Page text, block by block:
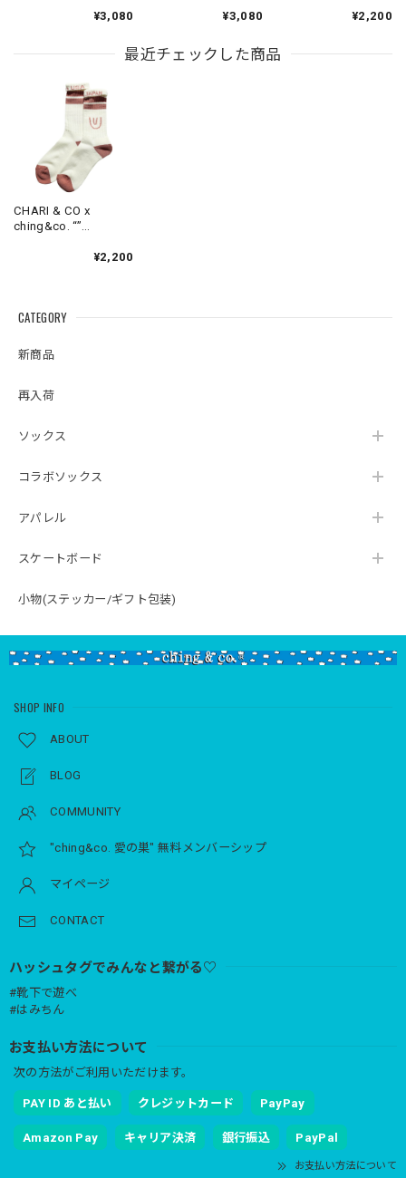
¥3,080
¥3,080
¥2,200
最近チェックした商品
CHARI & CO x
ching&co. “”
¥2,200
CATEGORY
新商品
再入荷
ソックス
コラボソックス
アパレル
スケートボード
小物(ステッカー/ギフト包装)
SHOP INFO
ABOUT
BLOG
COMMUNITY
"ching&co. 愛の巣" 無料メンバーシップ
マイページ
CONTACT
ハッシュタグでみんなと繋がる♡
#靴下で遊べ
#はみちん
お支払い方法について
次の方法がご利用いただけます。
PAY ID あと払い クレジットカード PayPay
Amazon Pay キャリア決済 銀行振込 PayPal
お支払い方法について